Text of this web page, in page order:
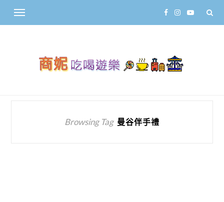
Browsing Tag 曼谷伴手禮